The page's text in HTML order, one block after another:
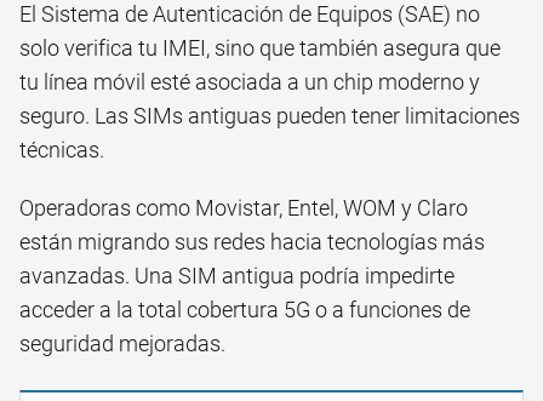
El Sistema de Autenticación de Equipos (SAE) no
solo verifica tu IMEI, sino que también asegura que
tu línea móvil esté asociada a un chip moderno y
seguro. Las SIMs antiguas pueden tener limitaciones
técnicas.
Operadoras como Movistar, Entel, WOM y Claro
están migrando sus redes hacia tecnologías más
avanzadas. Una SIM antigua podría impedirte
acceder a la total cobertura 5G o a funciones de
seguridad mejoradas.